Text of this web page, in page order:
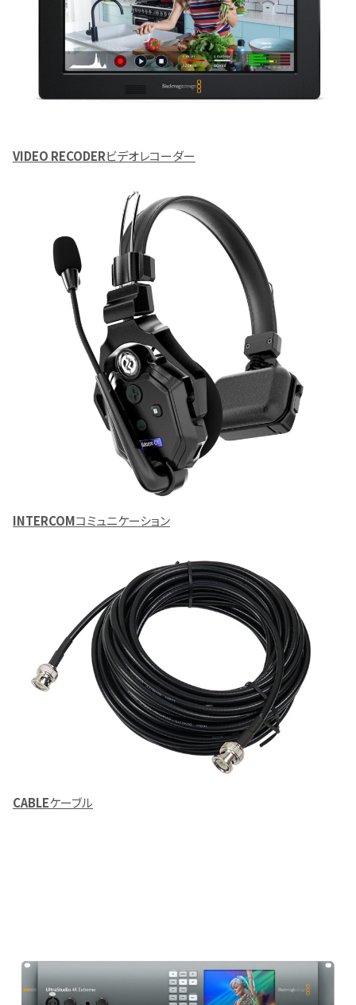
VIDEO RECODERビデオレコーダー
INTERCOMコミュニケーション
CABLEケーブル